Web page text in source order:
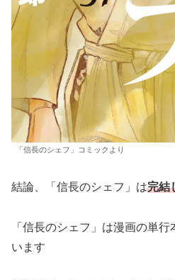
「信長のシェフ」コミックより
結論、「信長のシェフ」は完結
「信長のシェフ」は漫画の単
います